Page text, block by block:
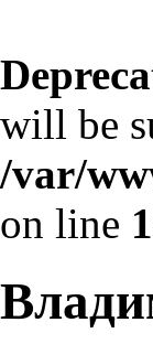
will be
/var/
on line